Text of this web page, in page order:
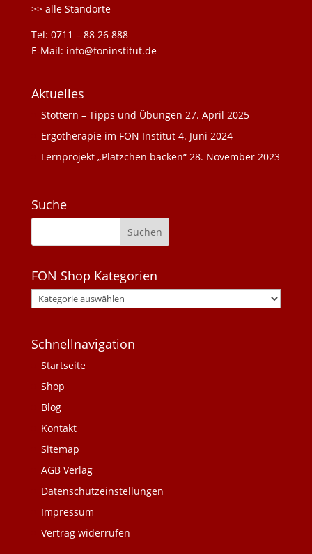
>> alle Standorte
Tel: 0711 – 88 26 888
E-Mail: info@foninstitut.de
Aktuelles
Stottern – Tipps und Übungen 27. April 2025
Ergotherapie im FON Institut 4. Juni 2024
Lernprojekt „Plätzchen backen“ 28. November 2023
Suche
FON Shop Kategorien
Schnellnavigation
Startseite
Shop
Blog
Kontakt
Sitemap
AGB Verlag
Datenschutzeinstellungen
Impressum
Vertrag widerrufen